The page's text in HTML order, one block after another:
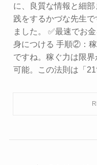
に、良質な情報と細
践をするかづな先生
ました。 ✅最速でお
身につける 手順②：
ですね。稼ぐ力は限
可能。この法則は「